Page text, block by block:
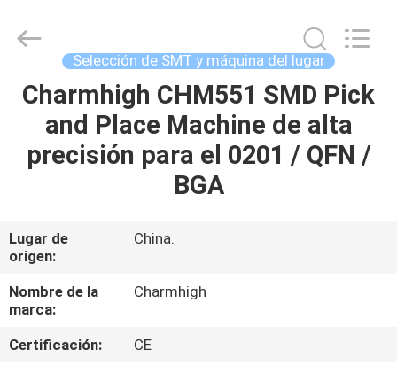
HOGAR
PRODUCTOS
VÍDEOS
SOBRE
NOSOTROS
CHARMHIGH
TECHNOLOGY
Rights
Reserved.
Selección de SMT y máquina del lugar
Charmhigh CHM551 SMD Pick
and Place Machine de alta
precisión para el 0201 / QFN /
BGA
Lugar de
origen:
China.
Nombre de la
marca:
Charmhigh
Certificación:
CE